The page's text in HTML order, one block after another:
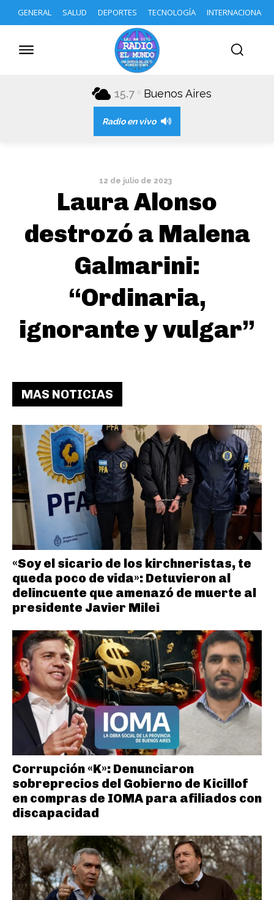
GENERAL SALUD DEPORTES TECNOLOGÍA INTERNACIONAL
15.7 C Buenos Aires
Radio en vivo
12 de julio de 2023
Laura Alonso
destrozó a Malena
Galmarini:
“Ordinaria,
ignorante y vulgar”
MAS NOTICIAS
«Soy el sicario de los kirchneristas, te
queda poco de vida»: Detuvieron al
delincuente que amenazó de muerte al
presidente Javier Milei
Corrupción «K»: Denunciaron
sobreprecios del Gobierno de Kicillof
en compras de IOMA para afiliados con
discapacidad